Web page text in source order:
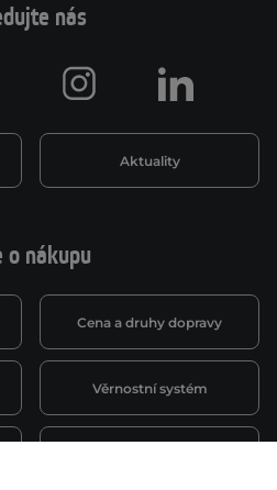
o nákupu
Cena a druhy dopravy
Věrnostní systém
nás
Aktuality
Instagram LinkedIn